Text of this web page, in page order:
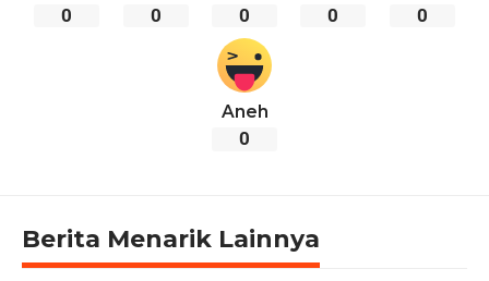
0 0 0 0 0
Aneh
0
Berita Menarik Lainnya